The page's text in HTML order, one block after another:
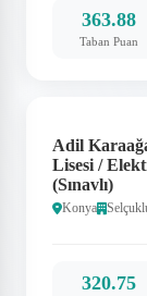
363.88
Taban Puan
Adil
Lisesi /
(Sınavlı)
Konya
320.75